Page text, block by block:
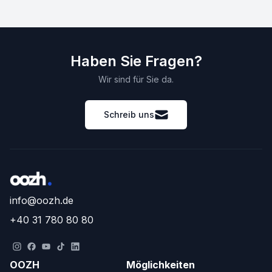
Haben Sie Fragen?
Wir sind für Sie da.
Schreib uns
info@oozh.de
+40 31 780 80 80
OOZH Möglichkeiten